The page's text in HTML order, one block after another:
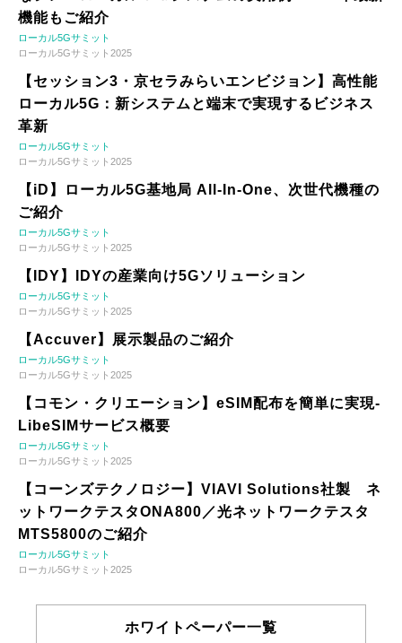
機能もご紹介
ローカル5Gサミット
ローカル5Gサミット2025
【セッション3・京セラみらいエンビジョン】高性能
ローカル5G：新システムと端末で実現するビジネス
革新
ローカル5Gサミット
ローカル5Gサミット2025
【iD】ローカル5G基地局 All-In-One、次世代機種の
ご紹介
ローカル5Gサミット
ローカル5Gサミット2025
【IDY】IDYの産業向け5Gソリューション
ローカル5Gサミット
ローカル5Gサミット2025
【Accuver】展示製品のご紹介
ローカル5Gサミット
ローカル5Gサミット2025
【コモン・クリエーション】eSIM配布を簡単に実現-
LibeSIMサービス概要
ローカル5Gサミット
ローカル5Gサミット2025
【コーンズテクノロジー】VIAVI Solutions社製 ネ
ットワークテスタONA800／光ネットワークテスタ
MTS5800のご紹介
ローカル5Gサミット
ローカル5Gサミット2025
ホワイトペーパー一覧